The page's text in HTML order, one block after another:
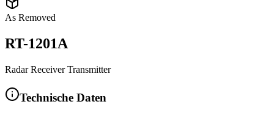
As Removed
RT-1201A
Radar Receiver Transmitter
Technische Daten